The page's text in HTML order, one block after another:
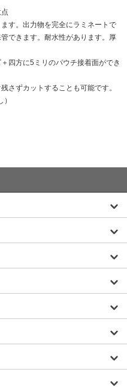
す。出力物を完全にラミネートで
できます。耐水性があります。厚
四方に5ミリのパウチ接着面ができ
さずカットすることも可能です。